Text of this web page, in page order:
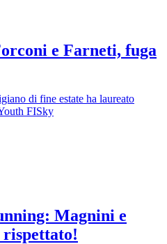
e Farneti, fuga
di fine estate ha laureato
FISky
Magnini e